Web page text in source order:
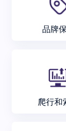
品牌
爬行和